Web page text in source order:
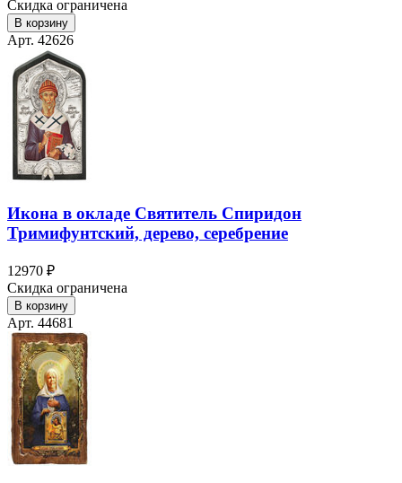
Скидка ограничена
В корзину
Арт. 42626
Икона в окладе Святитель Спиридон
Тримифунтский, дерево, серебрение
12970 ₽
Скидка ограничена
В корзину
Арт. 44681